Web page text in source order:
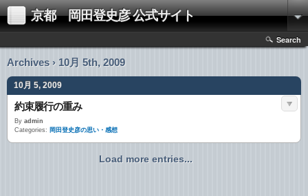
京都 岡田登史彦 公式サイト
Search
Archives › 10月 5th, 2009
10月 5, 2009
約束履行の重み
By admin
Categories: 岡田登史彦の思い・感想
Load more entries...